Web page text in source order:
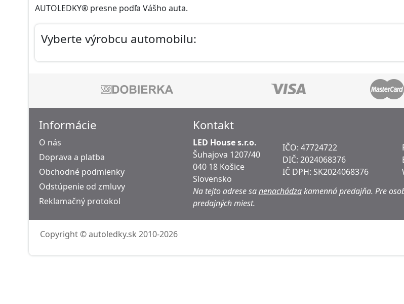
AUTOLEDKY® presne podľa Vášho auta.
Vyberte výrobcu automobilu:
Informácie
O nás
Doprava a platba
Obchodné podmienky
Odstúpenie od zmluvy
Reklamačný protokol
Kontakt
LED House s.r.o.
Šuhajova 1207/40
040 18 Košice
Slovensko
IČO: 47724722
DIČ: 2024068376
IČ DPH: SK2024068376
Na tejto adrese sanenachádzakamenná predajňa. Pre
predajných miest.
Copyright © autoledky.sk 2010-2026